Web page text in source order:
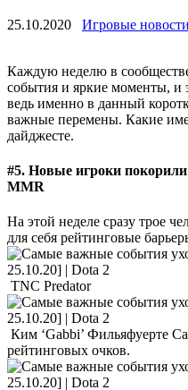
25.10.2020 Игровые новости
Каждую неделю в
события и яркие моменты, и
ведь именно в данный
важные перемены. Какие
дайджесте.
#5. Новые игроки покорили
MMR
На этой неделе сразу трое
для себя рейтинговые
TNC Predator
Ким ‘Gabbi’ Фильяфуерте
рейтинговых очков.